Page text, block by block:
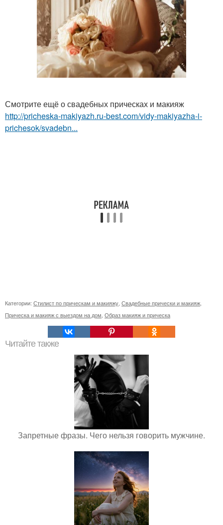
Смотрите ещё о свадебных прическах и макияж
http://pricheska-makiyazh.ru-best.com/vidy-makiyazha-i-
prichesok/svadebn...
Категории: Стилист по прическам и макияжу, Свадебные прически и макияж,
Прическа и макияж с выездом на дом, Образ макияж и прическа
Читайте также
Запретные фразы. Чего нельзя говорить мужчине.